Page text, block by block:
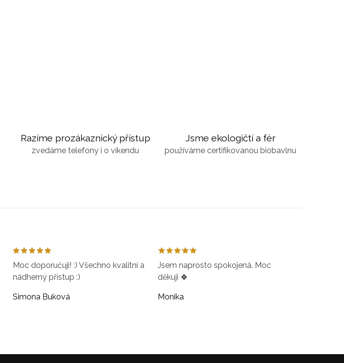
Razíme prozákaznický přístup
zvedáme telefony i o víkendu
Jsme ekologičtí a fér
používáme certifikovanou biobavlnu
Moc doporučuji! :) Všechno kvalitní a
nádherný přístup :)
Simona Buková
Jsem naprosto spokojená. Moc
děkuji 🍀
Monika